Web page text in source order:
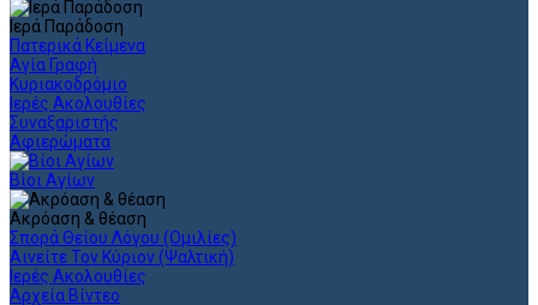
Ιερά Παράδοση
Πατερικά Κείμενα
Αγία Γραφή
Κυριακοδρόμιο
Ιερές Ακολουθίες
Συναξαριστής
Αφιερώματα
Βίοι Αγίων
Ακρόαση & θέαση
Σπορά Θείου Λόγου (Ομιλίες)
Αινείτε Τον Κύριον (Ψαλτική)
Ιερές Ακολουθίες
Αρχεία Βίντεο